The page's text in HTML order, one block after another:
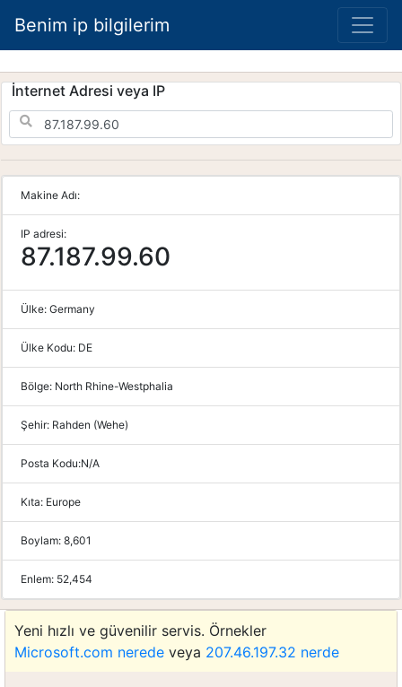
Benim ip bilgilerim
İnternet Adresi veya IP
Makine Adı:
IP adresi:
87.187.99.60
Ülke: Germany
Ülke Kodu: DE
Bölge: North Rhine-Westphalia
Şehir: Rahden (Wehe)
Posta Kodu:N/A
Kıta: Europe
Boylam: 8,601
Enlem: 52,454
Yeni hızlı ve güvenilir servis. Örnekler
Microsoft.com nerede veya 207.46.197.32 nerde